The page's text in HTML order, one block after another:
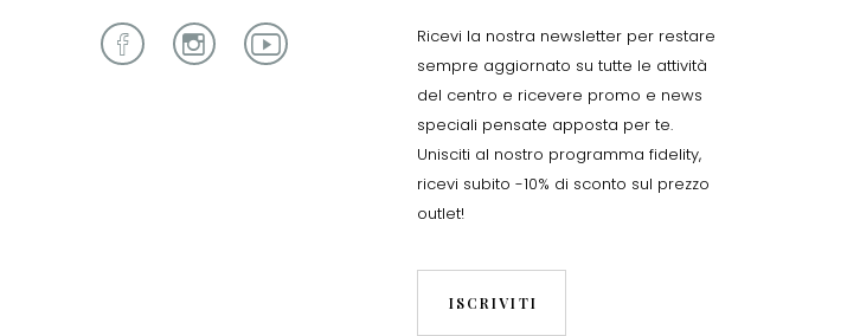
Ricevi la nostra newsletter per restare
sempre aggiornato su tutte le attività
del centro e ricevere promo e news
speciali pensate apposta per te.
Unisciti al nostro programma fidelity,
ricevi subito -10% di sconto sul prezzo
outlet!
ISCRIVITI